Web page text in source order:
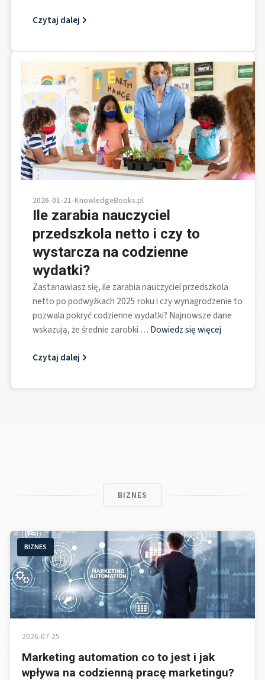
Czytaj dalej
2026-01-21•KnowledgeBooks.pl
Ile zarabia nauczyciel
przedszkola netto i czy to
wystarcza na codzienne
wydatki?
Zastanawiasz się, ile zarabia nauczyciel przedszkola
netto po podwyżkach 2025 roku i czy wynagrodzenie to
pozwala pokryć codzienne wydatki? Najnowsze dane
wskazują, że średnie zarobki … Dowiedz się więcej
Czytaj dalej
BIZNES
BIZNES
2026-07-25
Marketing automation co to jest i jak
wpływa na codzienną pracę marketingu?